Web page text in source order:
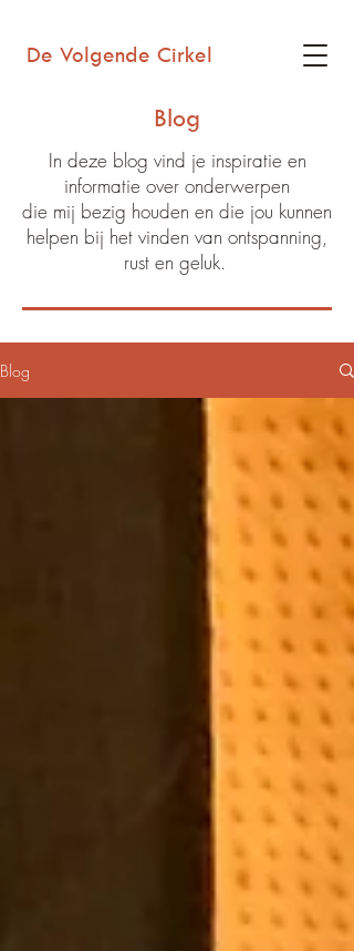
De Volgende Cirkel
Blog
In deze blog vind je inspiratie en
informatie over onderwerpen
die mij bezig houden en die jou kunnen
helpen bij het vinden van ontspanning,
rust en geluk.
Blog